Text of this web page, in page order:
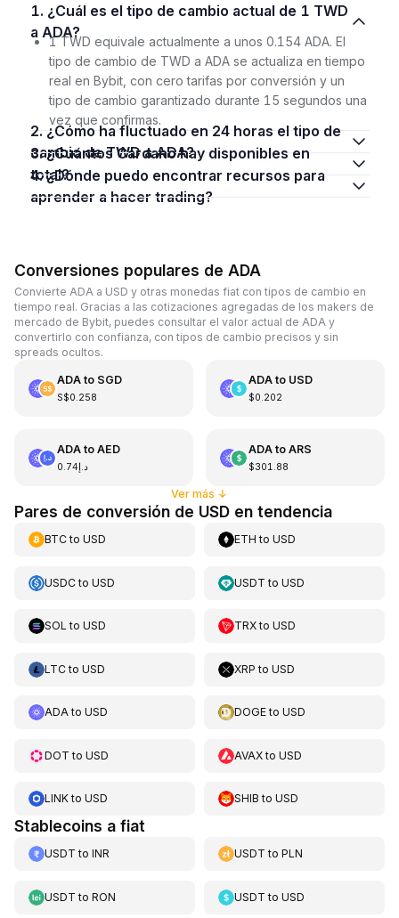
1. ¿Cuál es el tipo de cambio actual de 1 TWD
a ADA?
1 TWD equivale actualmente a unos 0.154 ADA. El
tipo de cambio de TWD a ADA se actualiza en tiempo
real en Bybit, con cero tarifas por conversión y un
tipo de cambio garantizado durante 15 segundos una
vez que confirmas.
2. ¿Cómo ha fluctuado en 24 horas el tipo de
cambio de TWD a ADA?
3. ¿Cuántos Cardano hay disponibles en
total?
4. ¿Dónde puedo encontrar recursos para
aprender a hacer trading?
Conversiones populares de ADA
Convierte ADA a USD y otras monedas fiat con tipos de cambio en
tiempo real. Gracias a las cotizaciones agregadas de los makers de
mercado de Bybit, puedes consultar el valor actual de ADA y
convertirlo con confianza, con tipos de cambio precisos y sin
spreads ocultos.
ADAto SGD
S$0.258
ADAto USD
$0.202
ADAto AED
د.إ0.74
ADAto ARS
$301.88
Ver más ↓
Pares de conversión de USD en tendencia
BTCto USD ETH toUSD
USDCto USD USDT toUSD
SOL to USD TRXtoUSD
LTCto USD XRP toUSD
ADAto USD DOGEtoUSD
DOT to USD AVAXtoUSD
LINKto USD SHIB toUSD
Stablecoins a fiat
USDT to INR USDT toPLN
USDT to RON USDT toUSD